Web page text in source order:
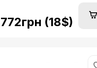
772грн (18$)